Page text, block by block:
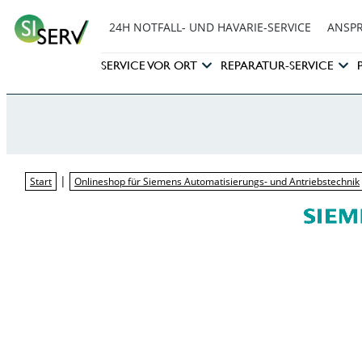
24H NOTFALL- UND HAVARIE-SERVICE
SERVICE VOR ORT REPARATUR-SERVICE
Start | Onlineshop für Siemens Automatisierungs- und Antriebstechnik